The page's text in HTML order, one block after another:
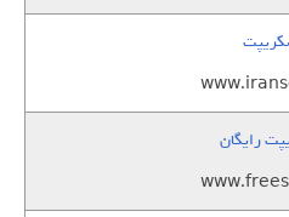
رایگان